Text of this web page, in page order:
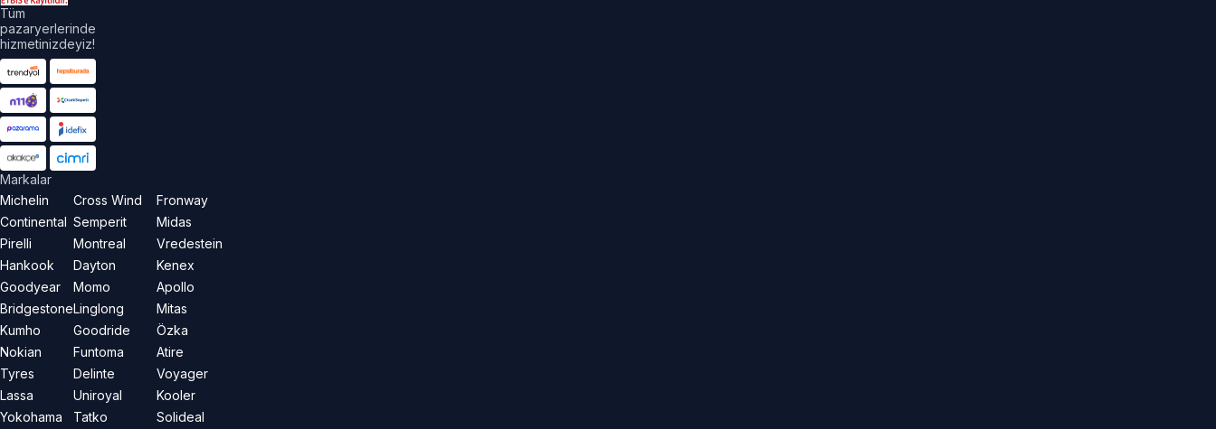
Tüm
pazaryerlerinde
hizmetinizdeyiz!
Markalar
Michelin
Continental
Pirelli
Hankook
Goodyear
Bridgestone
Kumho
Nokian
Tyres
Lassa
Yokohama
Cross Wind
Semperit
Montreal
Dayton
Momo
Linglong
Goodride
Funtoma
Delinte
Uniroyal
Tatko
Fronway
Midas
Vredestein
Kenex
Apollo
Mitas
Özka
Atire
Voyager
Kooler
Solideal